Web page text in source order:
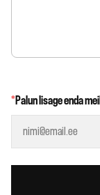
*Palun lisage enda